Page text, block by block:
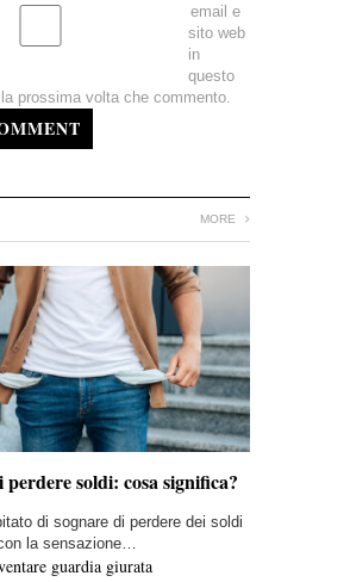
email e
sito web
in
questo
prossima volta che commento.
MORE
perdere soldi: cosa significa?
di sognare di perdere dei soldi
la sensazione…
guardia giurata